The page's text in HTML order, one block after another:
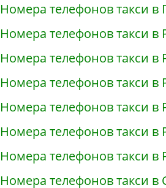
Номера телефонов такси в
Номера телефонов такси в
Номера телефонов такси в
Номера телефонов такси в
Номера телефонов такси в
Номера телефонов такси в
Номера телефонов такси в
Номера телефонов такси в